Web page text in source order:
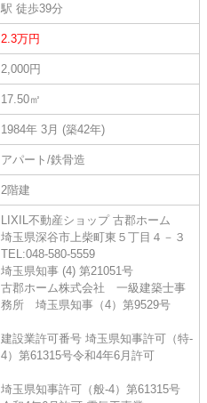
駅 徒歩39分
2.3万円
2,000円
17.50㎡
1984年 3月 (築42年)
アパート/鉄骨造
2階建
LIXIL不動産ショップ 古郡ホーム
埼玉県深谷市上柴町東５丁目４－３
TEL:048-580-5559
埼玉県知事 (4) 第21051号
古郡ホーム株式会社 一級建築士事
務所 埼玉県知事（4）第9529号
建設業許可番号 埼玉県知事許可（特-
4）第61315号令和4年6月許可
埼玉県知事許可（般-4）第61315号